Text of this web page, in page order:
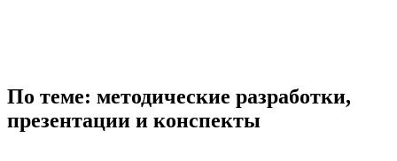
По теме: методические разработки,
презентации и конспекты